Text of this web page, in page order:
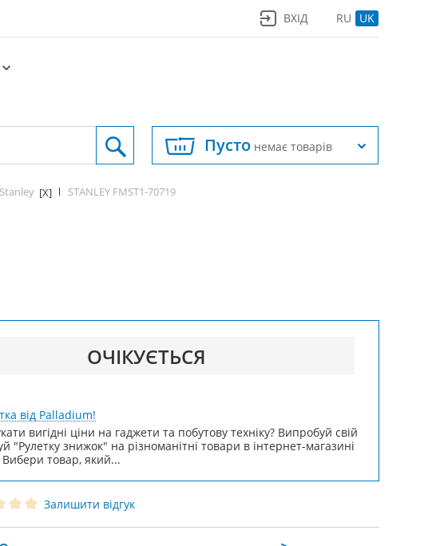
RU UK
ВХІД
Пусто немає товарів
Stanley [X] STANLEY FMST1-70719
ОЧІКУЄТЬСЯ
від Palladium!
вигідні ціни на гаджети та побутову техніку? Випробуй свій
"Рулетку знижок" на різноманітні товари в інтернет-магазині
товар, який...
Залишити відгук